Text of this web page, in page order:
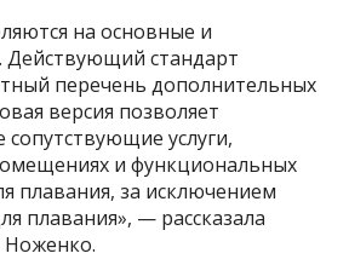
на основные и
Действующий стандарт
перечень дополнительных
версия позволяет
услуги,
и функциональных
плавания, за исключением
плавания», — рассказала
Ноженко.